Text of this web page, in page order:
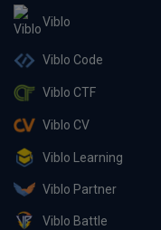
Viblo
Viblo Code
Viblo CTF
Viblo CV
Viblo Learning
Viblo Partner
Viblo Battle